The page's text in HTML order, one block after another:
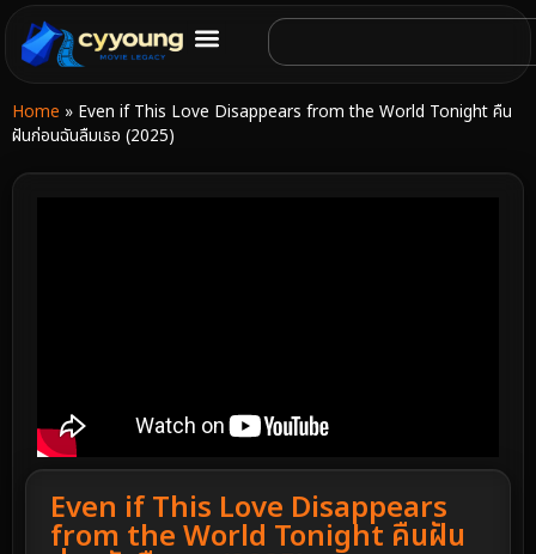
Home » Even if This Love Disappears from the World Tonight คืน
ฝันก่อนฉันลืมเธอ (2025)
Even if This Love Disappears
from the World Tonight คืนฝัน